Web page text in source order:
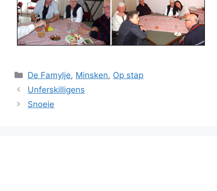
Categories
De Famylje, Minsken, Op stap
Unferskilligens
Snoeie